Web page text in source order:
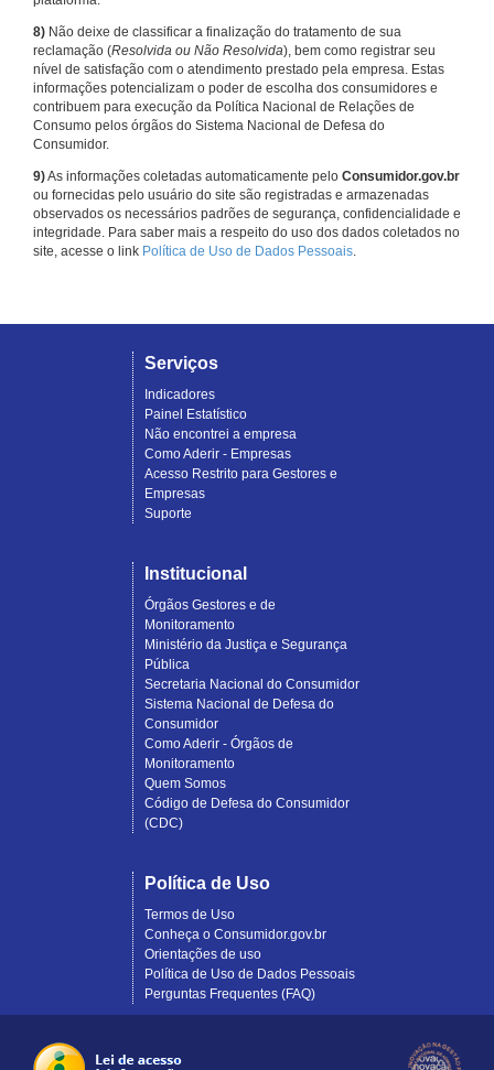
8) Não deixe de classificar a finalização do tratamento de sua
reclamação (Resolvida ou Não Resolvida), bem como registrar seu
nível de satisfação com o atendimento prestado pela empresa. Estas
informações potencializam o poder de escolha dos consumidores e
contribuem para execução da Política Nacional de Relações de
Consumo pelos órgãos do Sistema Nacional de Defesa do
Consumidor.
9)As informações coletadas automaticamente pelo Consumidor.gov.br
ou fornecidas pelo usuário do site são registradas e armazenadas
observados os necessários padrões de segurança, confidencialidade e
integridade. Para saber mais a respeito do uso dos dados coletados no
site, acesse o link Política de Uso de Dados Pessoais.
Serviços
Indicadores
Painel Estatístico
Não encontrei a empresa
Como Aderir - Empresas
Acesso Restrito para Gestores e
Empresas
Suporte
Institucional
Órgãos Gestores e de
Monitoramento
Ministério da Justiça e Segurança
Pública
Secretaria Nacional do Consumidor
Sistema Nacional de Defesa do
Consumidor
Como Aderir - Órgãos de
Monitoramento
Quem Somos
Código de Defesa do Consumidor
(CDC)
Política de Uso
Termos de Uso
Conheça o Consumidor.gov.br
Orientações de uso
Política de Uso de Dados Pessoais
Perguntas Frequentes (FAQ)